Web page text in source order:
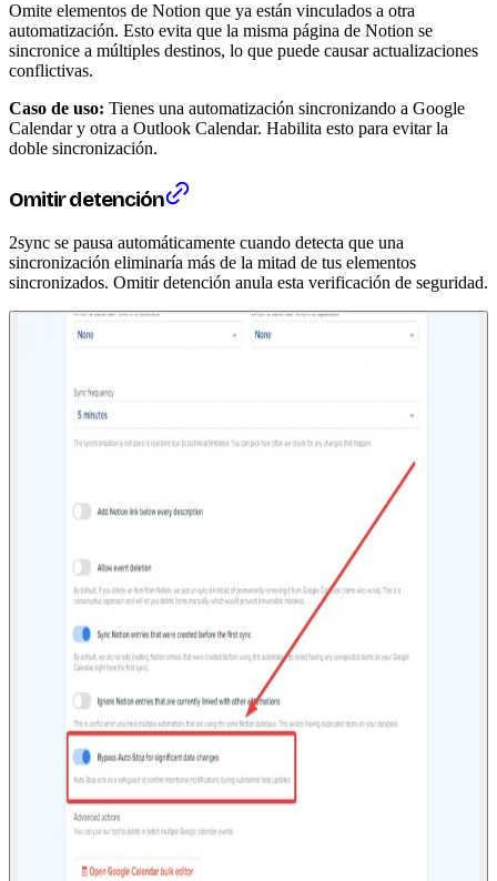
Omite elementos de Notion que ya están vinculados a otra
automatización. Esto evita que la misma página de Notion se
sincronice a múltiples destinos, lo que puede causar actualizaciones
conflictivas.
Caso de uso: Tienes una automatización sincronizando a Google
Calendar y otra a Outlook Calendar. Habilita esto para evitar la
doble sincronización.
Omitir detención
2sync se pausa automáticamente cuando detecta que una
sincronización eliminaría más de la mitad de tus elementos
sincronizados. Omitir detención anula esta verificación de seguridad.